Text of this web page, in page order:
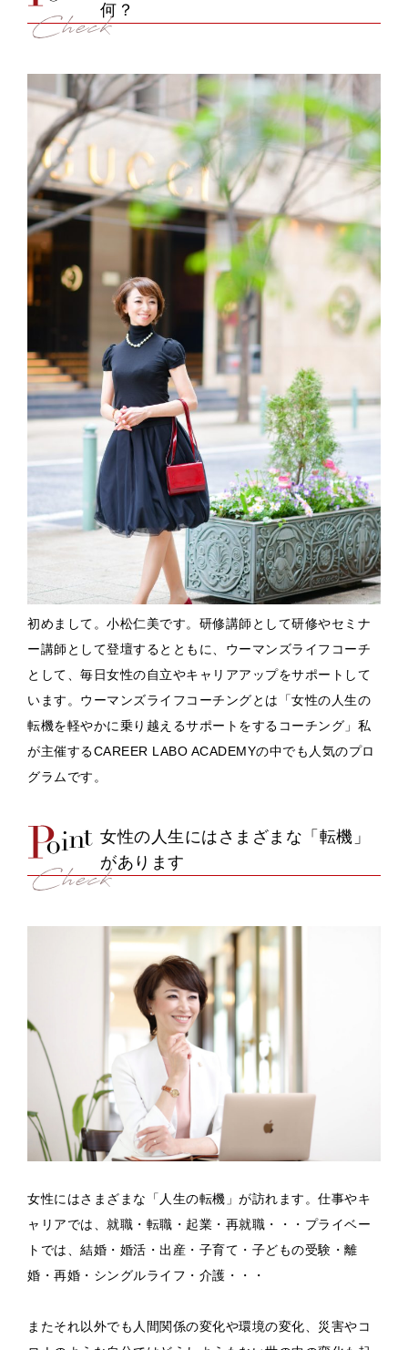
何？
初めまして。小松仁美です。研修講師として研修やセミナ
ー講師として登壇するとともに、ウーマンズライフコーチ
として、毎日女性の自立やキャリアアップをサポートして
います。ウーマンズライフコーチングとは「女性の人生の
転機を軽やかに乗り越えるサポートをするコーチング」私
が主催するCAREER LABO ACADEMYの中でも人気のプロ
グラムです。
女性の人生にはさまざまな「転機」
があります
女性にはさまざまな「人生の転機」が訪れます。仕事やキ
ャリアでは、就職・転職・起業・再就職・・・プライベー
トでは、結婚・婚活・出産・子育て・子どもの受験・離
婚・再婚・シングルライフ・介護・・・
またそれ以外でも人間関係の変化や環境の変化、災害やコ